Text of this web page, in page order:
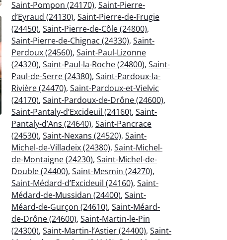
Saint-Pompon (24170), Saint-Pierre-
d’Eyraud (24130), Saint-Pierre-de-Frugie
(24450), Saint-Pierre-de-Côle (24800),
Saint-Pierre-de-Chignac (24330), Saint-
Perdoux (24560), Saint-Paul-Lizonne
(24320), Saint-Paul-la-Roche (24800), Saint-
Paul-de-Serre (24380), Saint-Pardoux-la-
Rivière (24470), Saint-Pardoux-et-Vielvic
(24170), Saint-Pardoux-de-Drône (24600),
Saint-Pantaly-d’Excideuil (24160), Saint-
Pantaly-d’Ans (24640), Saint-Pancrace
(24530), Saint-Nexans (24520), Saint-
Michel-de-Villadeix (24380), Saint-Michel-
de-Montaigne (24230), Saint-Michel-de-
Double (24400), Saint-Mesmin (24270),
Saint-Médard-d’Excideuil (24160), Saint-
Médard-de-Mussidan (24400), Saint-
Méard-de-Gurçon (24610), Saint-Méard-
de-Drône (24600), Saint-Martin-le-Pin
(24300), Saint-Martin-l’Astier (24400), Saint-